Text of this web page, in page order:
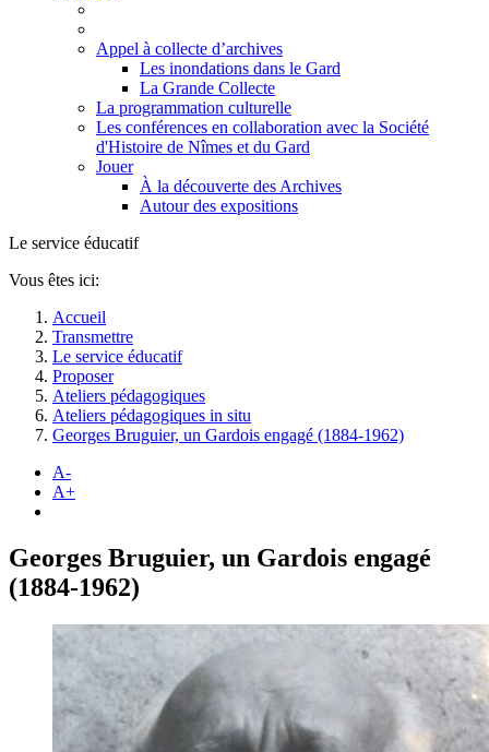
Appel à collecte d’archives
Les inondations dans le Gard
La Grande Collecte
La programmation culturelle
Les conférences en collaboration avec la Société
d'Histoire de Nîmes et du Gard
Jouer
À la découverte des Archives
Autour des expositions
Le service éducatif
Vous êtes ici:
Accueil
Transmettre
Le service éducatif
Proposer
Ateliers pédagogiques
Ateliers pédagogiques in situ
Georges Bruguier, un Gardois engagé (1884-1962)
A-
A+
Georges Bruguier, un Gardois engagé
(1884-1962)